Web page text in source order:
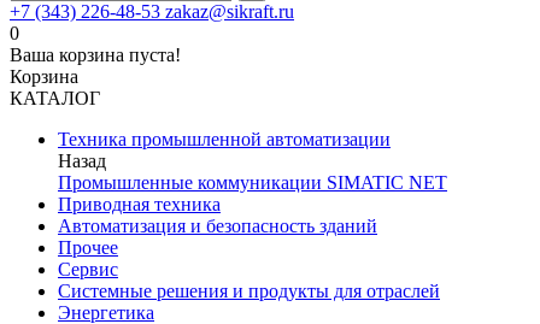
+7 (343) 226-48-53 zakaz@sikraft.ru
0
Ваша корзина пуста!
Корзина
КАТАЛОГ
Техника промышленной автоматизации
Назад
Промышленные коммуникации SIMATIC NET
Приводная техника
Автоматизация и безопасность зданий
Прочее
Сервис
Системные решения и продукты для отраслей
Энергетика